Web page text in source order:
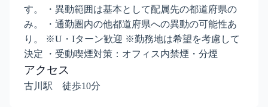
す。 ・異動範囲は基本として配属先の都道府県の
み。 ・通勤圏内の他都道府県への異動の可能性あ
り。 ※U・Iターン歓迎 ※勤務地は希望を考慮して
決定 ・受動喫煙対策：オフィス内禁煙・分煙
アクセス
古川駅 徒歩10分